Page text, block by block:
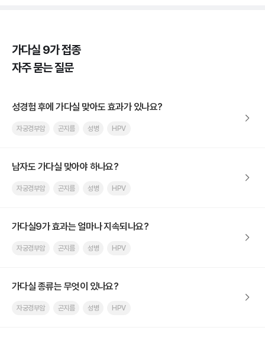
가다실 9가 접종
자주 묻는 질문
성경험 후에 가다실 맞아도 효과가 있나요?
자궁경부암 곤지름 성병 HPV
남자도 가다실 맞아야 하나요?
자궁경부암 곤지름 성병 HPV
가다실9가 효과는 얼마나 지속되나요?
자궁경부암 곤지름 성병 HPV
가다실 종류는 무엇이 있나요?
자궁경부암 곤지름 성병 HPV